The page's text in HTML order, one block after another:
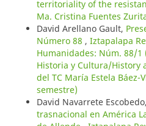
territoriality of the
Ma. Cristina Fuentes
David Arellano Gault,
Número 88 , Iztapalapa
Humanidades: Núm. 88/1
Historia y Cultura/History
del TC María Estela
semestre)
David Navarrete Escobedo,
trasnacional en América